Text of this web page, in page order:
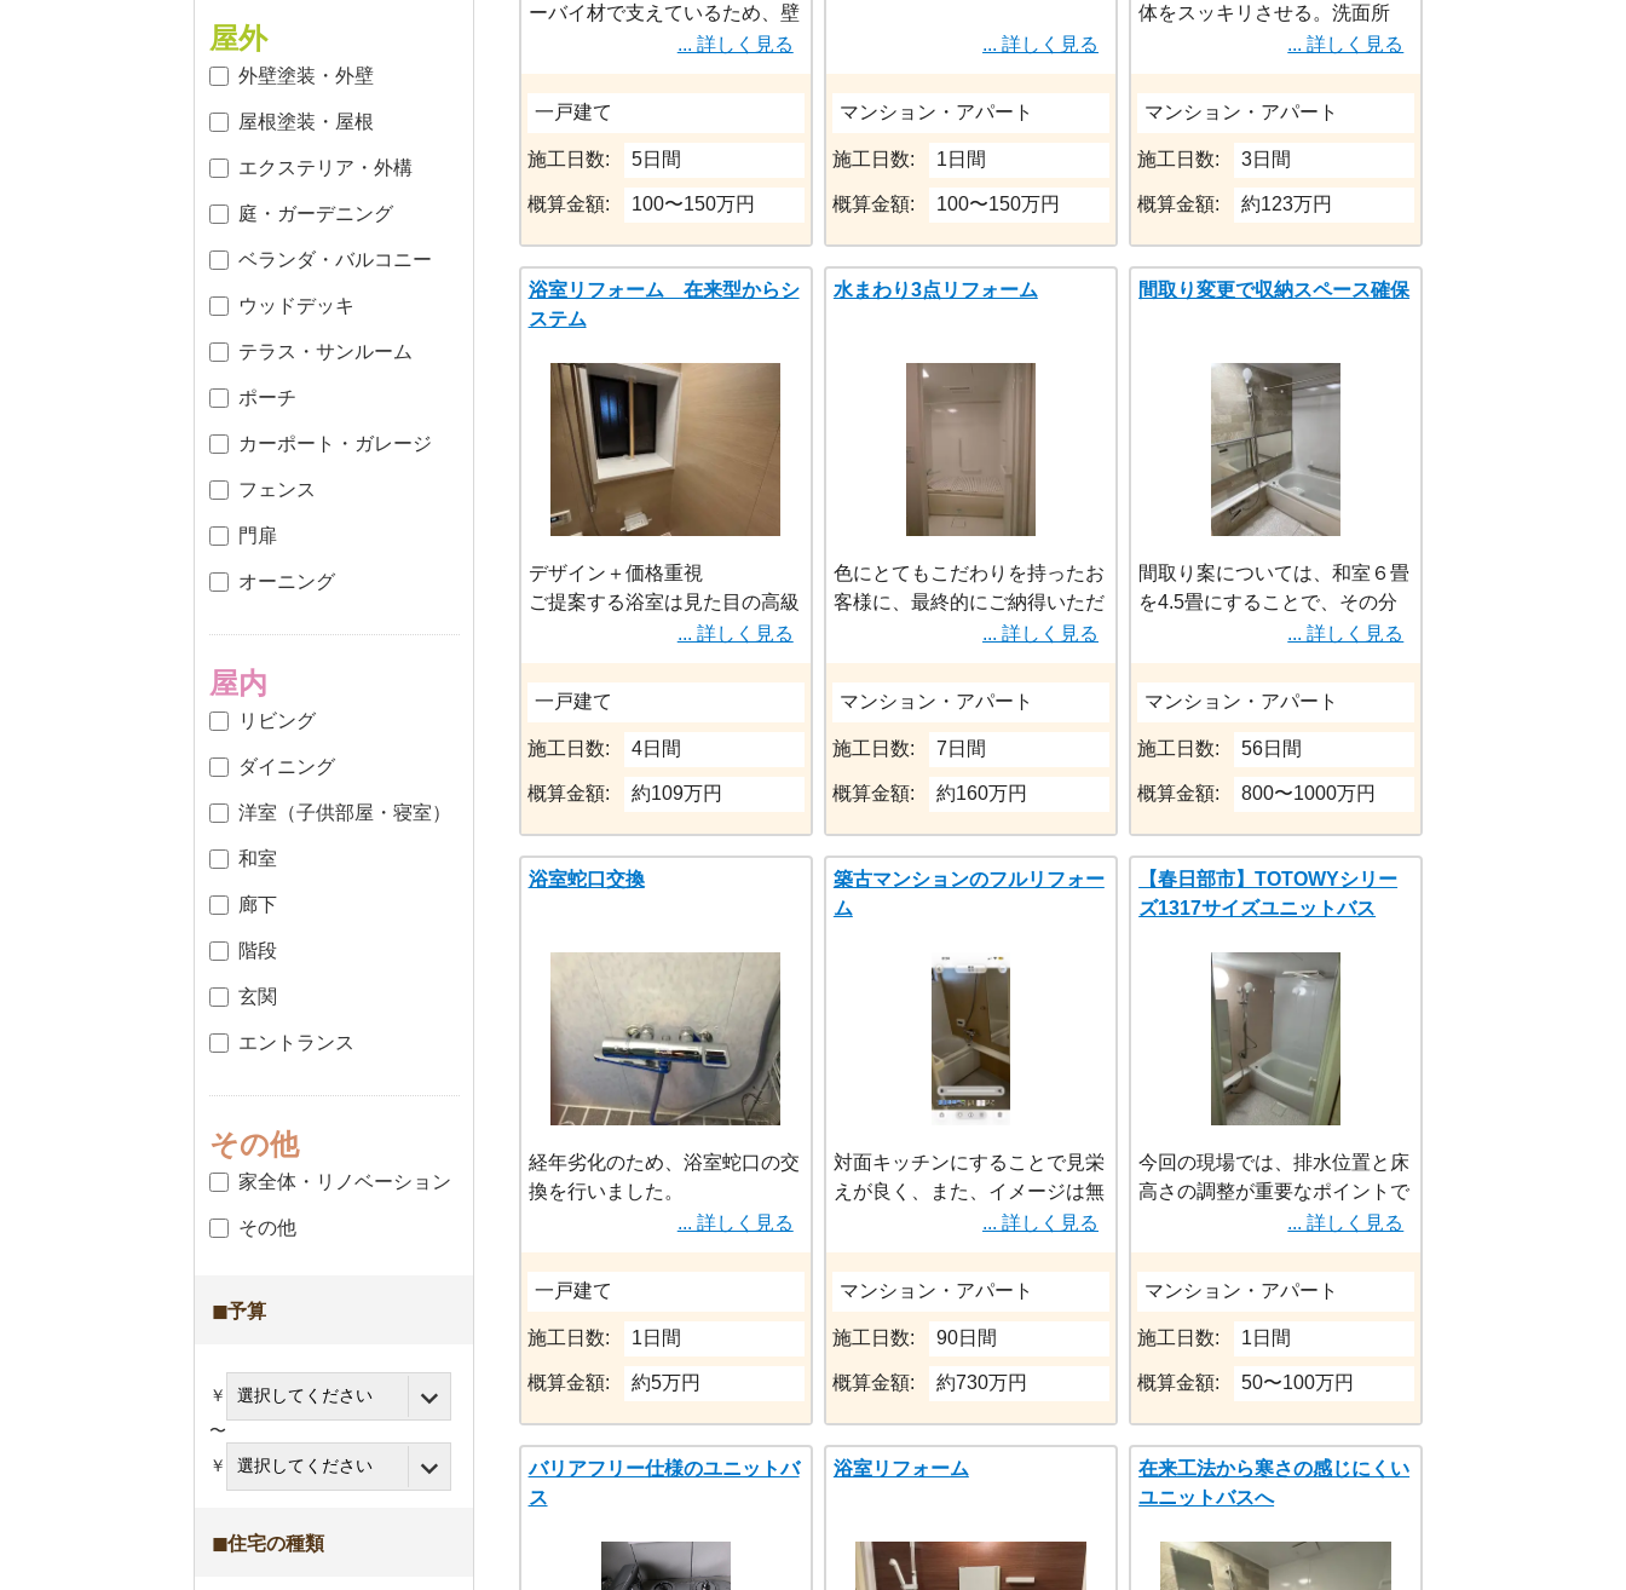
屋外
外壁塗装・外壁
屋根塗装・屋根
エクステリア・外構
庭・ガーデニング
ベランダ・バルコニー
ウッドデッキ
テラス・サンルーム
ポーチ
カーポート・ガレージ
フェンス
門扉
オーニング
屋内
リビング
ダイニング
洋室（子供部屋・寝室）
和室
廊下
階段
玄関
エントランス
その他
家全体・リノベーション
その他
◼︎予算
￥
〜
￥
◼︎住宅の種類
ーバイ材で支えているため、壁
を削れないのでかなり慎重にサ
イズを選択します。
浴室解体後に有効寸法が取れな
く、サイズダウンせざる負えな
くなる話をたまに聞きます。
また、天井に点検口が無い、図
面が無い等、スラブまでのスパ
ンがわからない場合がありま
す。
ユニットバスの換気扇は、天井
換気がベースになっているの
で、こちらもより慎重に選択が
必要になります。
選択を間違えると、1カ月以上
入浴できない事にもなりかねな
いので、2×4の住宅での浴室交
換は注意が必要です。
... 詳しく見る
一戸建て
施工日数: 5日間
概算金額: 100〜150万円
既存タイル床からユニットバス
への切り替え
排水位置の調整
出入口の段差処理
1418サイズはスペースに余裕
がある分、
床高さ・開口部の納まり精度が
当社ではTOTO認定施工店とし
ミリ単位の水平調整
排水勾配の最適化
美しい入口仕上げ
を徹底し、「見た目＋機能性」
を両立しています。
... 詳しく見る
マンション・アパート
施工日数: 1日間
概算金額: 100〜150万円
体をスッキリさせる。洗面所
も、古い棚は撤去してマグネッ
トパネルで代用させる。
... 詳しく見る
マンション・アパート
施工日数: 3日間
概算金額: 約123万円
浴室リフォーム 在来型からシ
ステム
デザイン＋価格重視
ご提案する浴室は見た目の高級
感とコストパフォーマンスのバ
ランスが非常に良いプランにな
ります。
壁パネルには木目調などのアク
セントを取り入れることで従来
のユニットバスよりもホテルラ
イクな雰囲気を演出できます。
それでいて、ハイグレード仕様
より20～30万円ほど価格を抑
えられる構成です
を採用し、冬場でも冷めにくく
光熱費も抑えられます。
見た目だけでなく、毎日の使い
やすさとランニングコストにも
配慮しています。
また、清掃性の高い床・排水構
造を採用して
... 詳しく見る
一戸建て
施工日数: 4日間
概算金額: 約109万円
水まわり3点リフォーム
色にとてもこだわりを持ったお
客様に、最終的にご納得いただ
くことができてよかったです。
お風呂もご希望通り、サイズア
ップができました。
広くなった湯船で、一日の疲れ
を癒されていらっしゃることと
思います。
... 詳しく見る
マンション・アパート
施工日数: 7日間
概算金額: 約160万円
間取り変更で収納スペース確保
間取り案については、和室６畳
を4.5畳にすることで、その分
を収納スペースとしています。
それにより洋室のクローゼット
部分も広く取れました。キッチ
ン廻りについては吊戸棚を外
し、開放感を実現、リビングと
の一体感を持たせられました。
それによりスペースが減る食器
類の収納部分も、STEDIAシス
テムキッチンと収納棚で確保し
ております。
... 詳しく見る
マンション・アパート
施工日数: 56日間
概算金額: 800〜1000万円
浴室蛇口交換
経年劣化のため、浴室蛇口の交
換を行いました。
... 詳しく見る
一戸建て
施工日数: 1日間
概算金額: 約5万円
築古マンションのフルリフォー
ム
対面キッチンにすることで見栄
えが良く、また、イメージは無
印良品で木の温かみがある使い
勝手のよい部屋。また対面キッ
チンとしてカップボードも置き
やすい間取りに。DINKSか一人
暮らしをイメージして思い切っ
て部屋数を減らして、広々とし
た部屋にする。
... 詳しく見る
マンション・アパート
施工日数: 90日間
概算金額: 約730万円
【春日部市】TOTOWYシリー
ズ1317サイズユニットバス
今回の現場では、排水位置と床
高さの調整が重要なポイントで
WYシリーズは施工精度によっ
て快適性が大きく変わるため、
排水勾配の確保
出入口の納まり
水平調整
をミリ単位で調整しています。
... 詳しく見る
マンション・アパート
施工日数: 1日間
概算金額: 50〜100万円
バリアフリー仕様のユニットバ
ス
浴室リフォーム
在来工法から寒さの感じにくい
ユニットバスへ